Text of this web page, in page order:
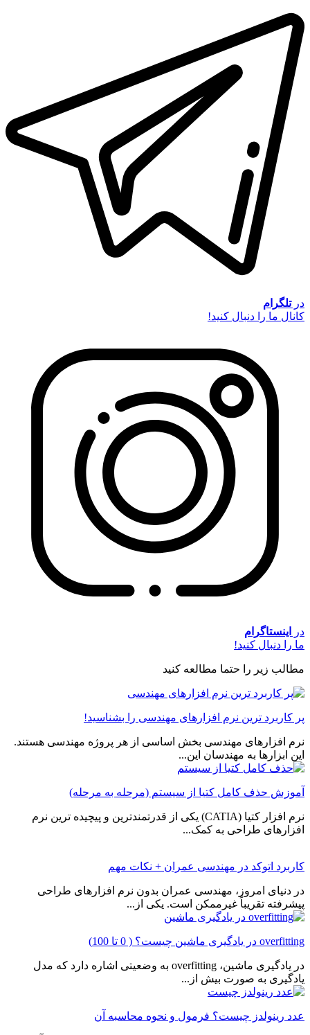
درتلگرام
کانال ما را دنبال کنید!
در
اینستاگرام
ما را دنبال کنید!
مطالب زیر را حتما مطالعه کنید
پر کاربرد ترین نرم افزارهای مهندسی را بشناسید!
نرم افزارهای مهندسی بخش اساسی از هر پروژه مهندسی هستند.
این ابزارها به مهندسان این...
آموزش حذف کامل کتیا از سیستم (مرحله به مرحله)
نرم افزار کتیا (CATIA) یکی از قدرتمندترین و پیچیده ترین نرم
افزارهای طراحی به کمک...
کاربرد اتوکد در مهندسی عمران + نکات مهم
در دنیای امروز، مهندسی عمران بدون نرم افزارهای طراحی
پیشرفته تقریباً غیرممکن است. یکی از...
overfitting در یادگیری ماشین چیست؟ ( 0 تا 100)
در یادگیری ماشین، overfitting به وضعیتی اشاره دارد که مدل
یادگیری به صورت بیش از...
عدد رینولدز چیست؟ فرمول و نحوه محاسبه آن